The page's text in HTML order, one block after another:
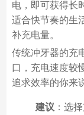
电，即可获得长
适合快节奏的生
补充电量。
传统冲牙器的充
口，充电速度较
追求效率的你来
建议 ：选